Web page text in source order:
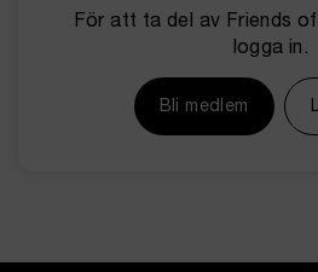
För att ta del av Friends
logga in.
Bli medlem